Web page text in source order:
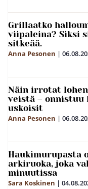
Grillaatko
viipaleina? Siksi
sitkeää.
Anna Pesonen |
Näin irrotat
veistä – onnistuu
uskoisit
Anna Pesonen |
Haukimurupasta
arkiruoka, joka
minuutissa
Sara Koskinen |